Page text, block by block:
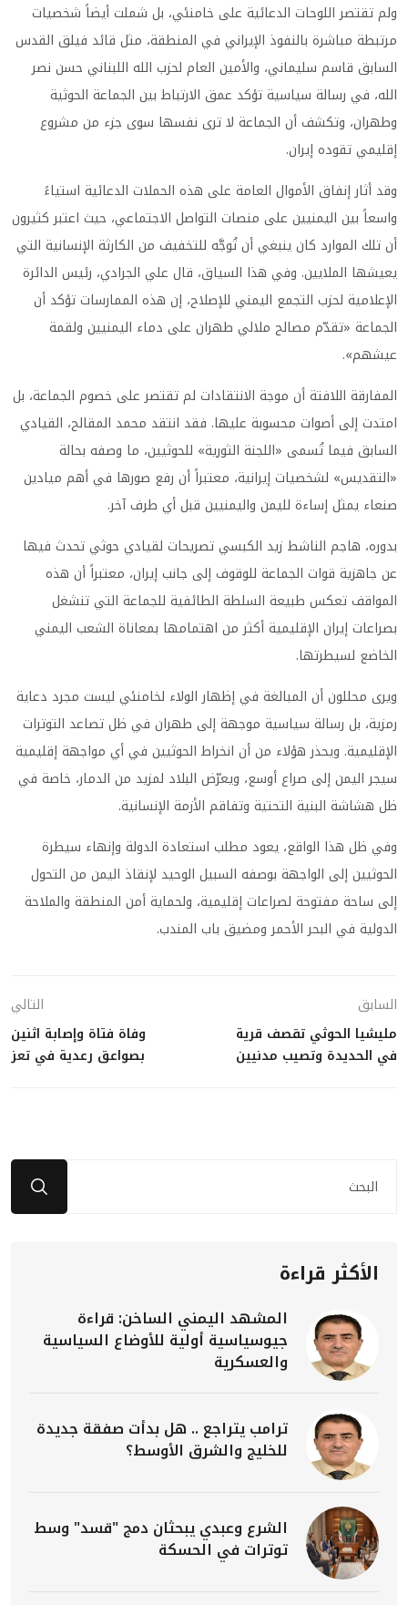
ولم تقتصر اللوحات الدعائية على خامنئي، بل شملت أيضاً شخصيات
مرتبطة مباشرة بالنفوذ الإيراني في المنطقة، مثل قائد فيلق القدس
السابق قاسم سليماني، والأمين العام لحزب الله اللبناني حسن نصر
الله، في رسالة سياسية تؤكد عمق الارتباط بين الجماعة الحوثية
وطهران، وتكشف أن الجماعة لا ترى نفسها سوى جزء من مشروع
إقليمي تقوده إيران.
وقد أثار إنفاق الأموال العامة على هذه الحملات الدعائية استياءً
واسعاً بين اليمنيين على منصات التواصل الاجتماعي، حيث اعتبر كثيرون
أن تلك الموارد كان ينبغي أن تُوجَّه للتخفيف من الكارثة الإنسانية التي
يعيشها الملايين. وفي هذا السياق، قال علي الجرادي، رئيس الدائرة
الإعلامية لحزب التجمع اليمني للإصلاح، إن هذه الممارسات تؤكد أن
الجماعة «تقدّم مصالح ملالي طهران على دماء اليمنيين ولقمة
عيشهم».
المفارقة اللافتة أن موجة الانتقادات لم تقتصر على خصوم الجماعة، بل
امتدت إلى أصوات محسوبة عليها. فقد انتقد محمد المقالح، القيادي
السابق فيما تُسمى «اللجنة الثورية» للحوثيين، ما وصفه بحالة
«التقديس» لشخصيات إيرانية، معتبراً أن رفع صورها في أهم ميادين
صنعاء يمثل إساءة لليمن واليمنيين قبل أي طرف آخر.
بدوره، هاجم الناشط زيد الكبسي تصريحات لقيادي حوثي تحدث فيها
عن جاهزية قوات الجماعة للوقوف إلى جانب إيران، معتبراً أن هذه
المواقف تعكس طبيعة السلطة الطائفية للجماعة التي تنشغل
بصراعات إيران الإقليمية أكثر من اهتمامها بمعاناة الشعب اليمني
الخاضع لسيطرتها.
ويرى محللون أن المبالغة في إظهار الولاء لخامنئي ليست مجرد دعاية
رمزية، بل رسالة سياسية موجهة إلى طهران في ظل تصاعد التوترات
الإقليمية. ويحذر هؤلاء من أن انخراط الحوثيين في أي مواجهة إقليمية
سيجر اليمن إلى صراع أوسع، ويعرّض البلاد لمزيد من الدمار، خاصة في
ظل هشاشة البنية التحتية وتفاقم الأزمة الإنسانية.
وفي ظل هذا الواقع، يعود مطلب استعادة الدولة وإنهاء سيطرة
الحوثيين إلى الواجهة بوصفه السبيل الوحيد لإنقاذ اليمن من التحول
إلى ساحة مفتوحة لصراعات إقليمية، ولحماية أمن المنطقة والملاحة
الدولية في البحر الأحمر ومضيق باب المندب.
السابق
مليشيا الحوثي تقصف قرية
في الحديدة وتصيب مدنيين
التالي
وفاة فتاة وإصابة اثنين
بصواعق رعدية في تعز
الأكثر قراءة
المشهد اليمني الساخن: قراءة
جيوسياسية أولية للأوضاع السياسية
والعسكرية
ترامب يتراجع .. هل بدأت صفقة جديدة
للخليج والشرق الأوسط؟
الشرع وعبدي يبحثان دمج "قسد" وسط
توترات في الحسكة